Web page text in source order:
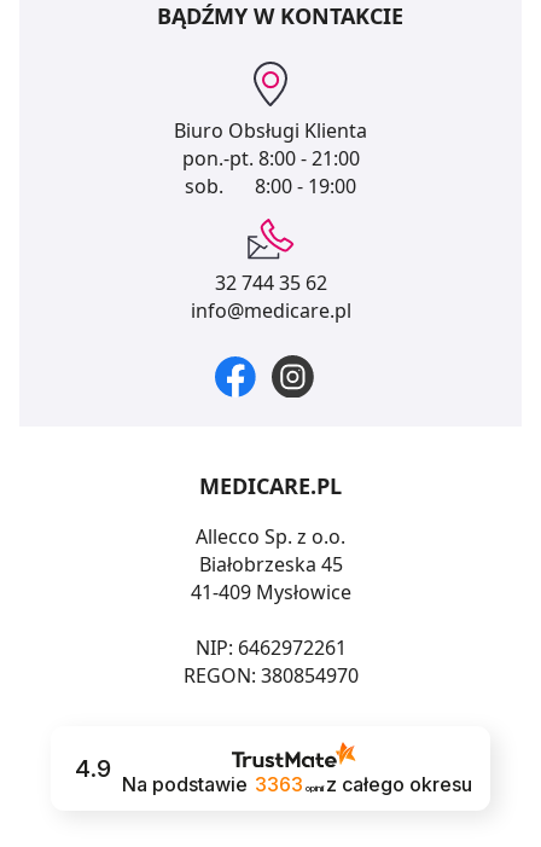
BĄDŹMY W KONTAKCIE
Biuro Obsługi Klienta
pon.-pt. 8:00 - 21:00
sob.
8:00 - 19:00
32 744 35 62
info@medicare.pl
MEDICARE.PL
Allecco Sp. z o.o.
Białobrzeska 45
41-409 Mysłowice
NIP: 6462972261
REGON: 380854970
4.9
Na podstawie 3363 opinii z całego okresu